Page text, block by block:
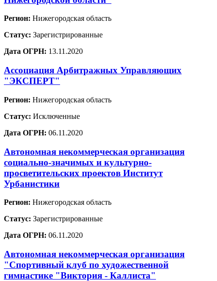
Регион: Нижегородская область
Статус: Зарегистрированные
Дата ОГРН: 13.11.2020
Ассоциация Арбитражных Управляющих
"ЭКСПЕРТ"
Регион: Нижегородская область
Статус: Исключенные
Дата ОГРН: 06.11.2020
Автономная некоммерческая организация
социально-значимых и культурно-
просветительских проектов Институт
Урбанистики
Регион: Нижегородская область
Статус: Зарегистрированные
Дата ОГРН: 06.11.2020
Автономная некоммерческая организация
"Спортивный клуб по художественной
гимнастике "Виктория - Каллиста"